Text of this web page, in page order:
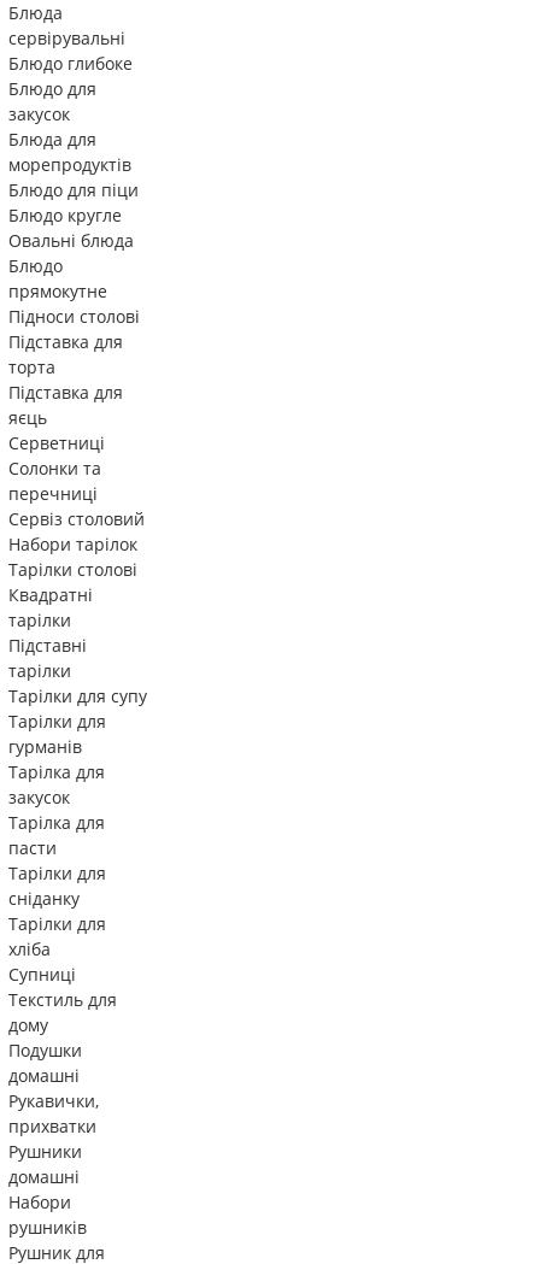
Блюда
сервірувальні
Блюдо глибоке
Блюдо для
закусок
Блюда для
морепродуктів
Блюдо для піци
Блюдо кругле
Овальні блюда
Блюдо
прямокутне
Підноси столові
Підставка для
торта
Підставка для
яєць
Серветниці
Солонки та
перечниці
Сервіз столовий
Набори тарілок
Тарілки столові
Квадратні
тарілки
Підставні
тарілки
Тарілки для супу
Тарілки для
гурманів
Тарілка для
закусок
Тарілка для
пасти
Тарілки для
сніданку
Тарілки для
хліба
Супниці
Текстиль для
дому
Подушки
домашні
Рукавички,
прихватки
Рушники
домашні
Набори
рушників
Рушник для